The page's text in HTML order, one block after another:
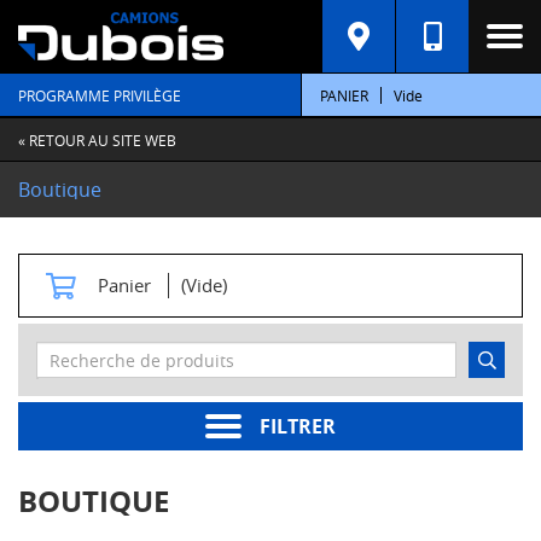
PROGRAMME PRIVILÈGE PANIER Vide
« RETOUR AU SITE WEB
Boutique
Panier (Vide)
FILTRER
C
A
T
É
G
O
R
E
S
t
e
r
moteur
BOUTIQUE